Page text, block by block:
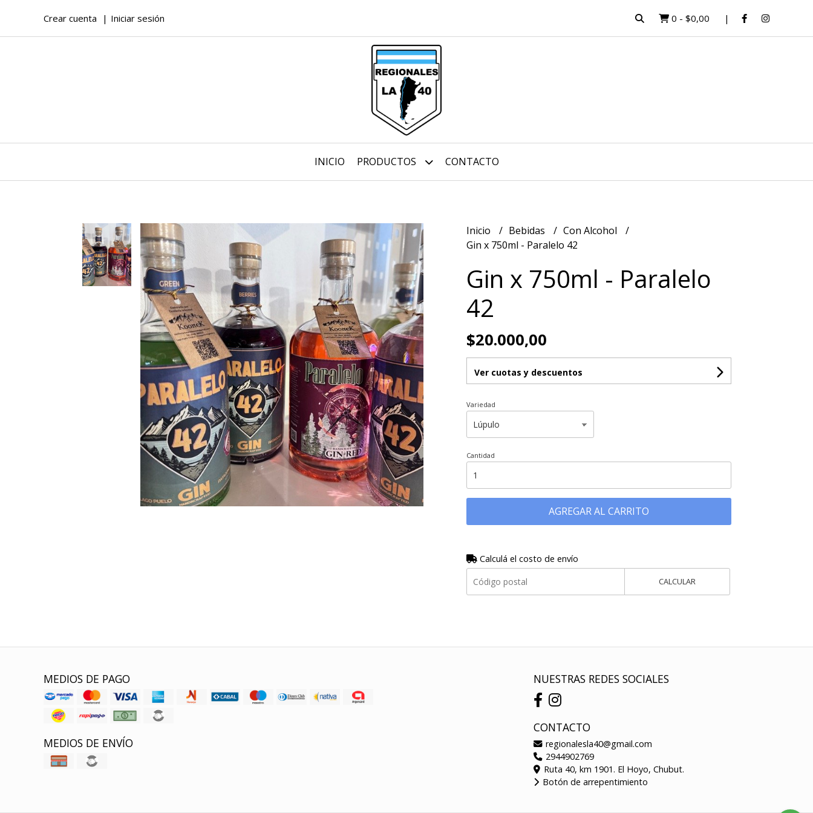
Crear cuenta Iniciar sesión 0 - $0,00
INICIO PRODUCTOS CONTACTO
Inicio Bebidas
Con Alcohol
Gin x 750ml - Paralelo 42
Gin x 750ml - Paralelo
42
$20.000,00
Ver cuotas y descuentos
Variedad
Cantidad
AGREGAR AL CARRITO
Calculá el costo de envío
CALCULAR
MEDIOS DE PAGO
MEDIOS DE ENVÍO
NUESTRAS REDES SOCIALES
CONTACTO
regionalesla40@gmail.com
2944902769
Ruta 40, km 1901. El Hoyo, Chubut.
Botón de arrepentimiento